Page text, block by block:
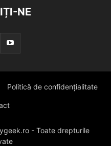
NE
Politică de confidențialitate
- Toate drepturile